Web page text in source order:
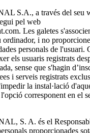
S.A., a través del seu
pel web
Les galetes
ordinador, i no
personals de l'usuari.
els usuaris registrats
sense que s'hagin
i serveis registrats
la instal·lació
corresponent en el
S. A. és el
proporcionades